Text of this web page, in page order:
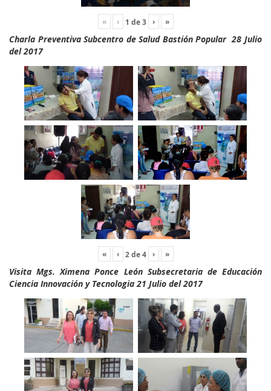
« ‹ 1 de3 › »
Charla Preventiva Subcentro de Salud Bastión Popular 28 Julio
del 2017
« ‹ 2de4 › »
Visita Mgs. Ximena Ponce León Subsecretaria de Educación
Ciencia Innovación y Tecnologia 21 Julio del 2017